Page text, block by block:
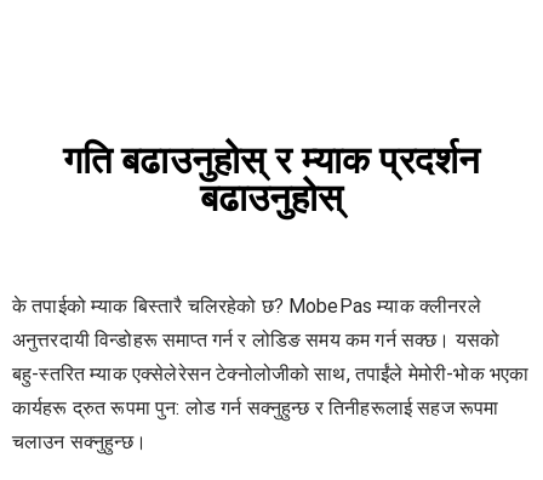
गति बढाउनुहोस् र म्याक प्रदर्शन
बढाउनुहोस्
के तपाईको म्याक बिस्तारै चलिरहेको छ? MobePas म्याक क्लीनरले
अनुत्तरदायी विन्डोहरू समाप्त गर्न र लोडिङ समय कम गर्न सक्छ। यसको
बहु-स्तरित म्याक एक्सेलेरेसन टेक्नोलोजीको साथ, तपाईंले मेमोरी-भोक भएका
कार्यहरू द्रुत रूपमा पुन: लोड गर्न सक्नुहुन्छ र तिनीहरूलाई सहज रूपमा
चलाउन सक्नुहुन्छ।